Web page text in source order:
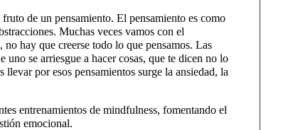
de un pensamiento. El pensamiento es como
Muchas veces vamos con el
hay que creerse todo lo que pensamos. Las
uno se arriesgue a hacer cosas, que te dicen no lo
por esos pensamientos surge la ansiedad, la
entrenamientos de mindfulness, fomentando el
emocional.